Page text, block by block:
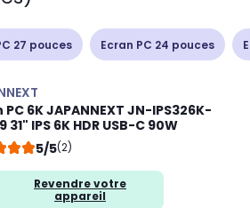
27 pouces Ecran PC 24 pouces
PC 6K JAPANNEXT JN-IPS326K-
31" IPS 6K HDR USB-C 90W
5/5(2)
Revendre votre
appareil